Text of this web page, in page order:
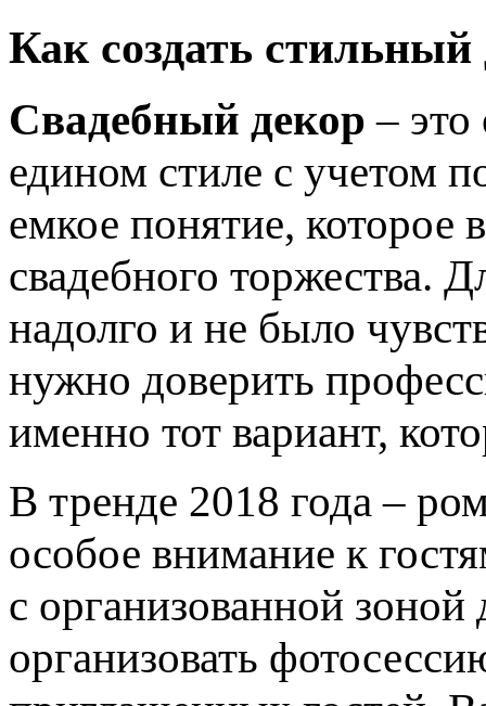
Как создать стильный
Свадебный декор – это
едином стиле с учетом
емкое понятие, которое
свадебного торжества.
надолго и не было
нужно доверить
именно тот вариант,
В тренде 2018 года –
особое внимание к
с организованной
организовать